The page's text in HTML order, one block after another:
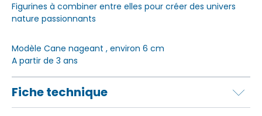
Figurines à combiner entre elles pour créer des univers
nature passionnants
Modèle Cane nageant , environ 6 cm
A partir de 3 ans
Fiche technique